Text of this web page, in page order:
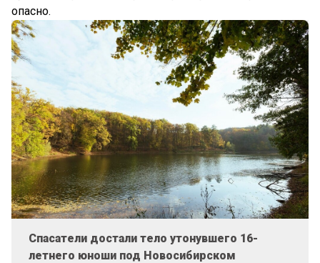
опасно.
Спасатели достали тело утонувшего 16-
летнего юноши под Новосибирском